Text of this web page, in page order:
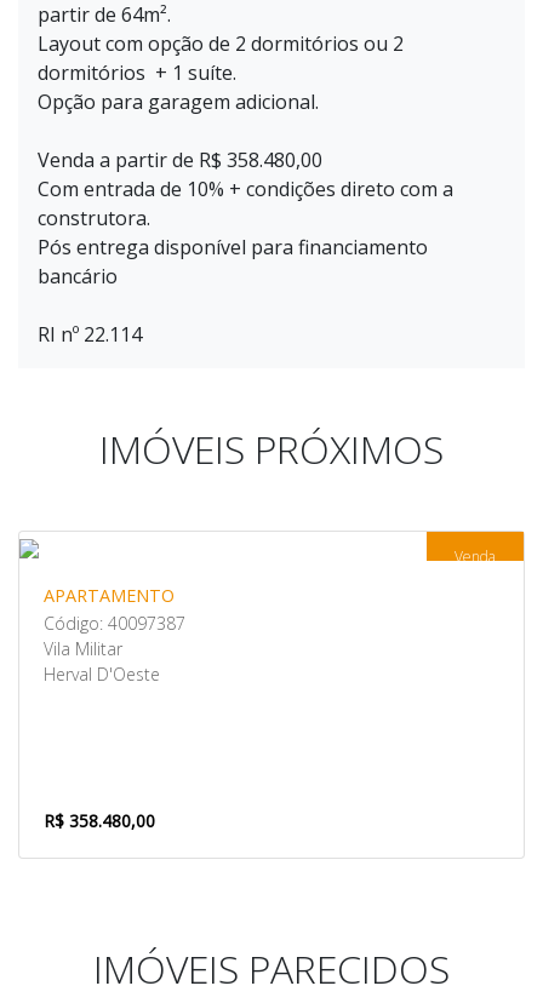
partir de 64m².
Layout com opção de 2 dormitórios ou 2
dormitórios + 1 suíte.
Opção para garagem adicional.
Venda a partir de R$ 358.480,00
Com entrada de 10% + condições direto com a
construtora.
Pós entrega disponível para financiamento
bancário
RI nº 22.114
IMÓVEIS PRÓXIMOS
Venda
APARTAMENTO
Código: 40097387
Vila Militar
Herval D'Oeste
R$ 358.480,00
IMÓVEIS PARECIDOS